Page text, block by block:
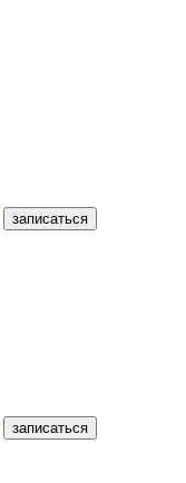
записаться
записаться